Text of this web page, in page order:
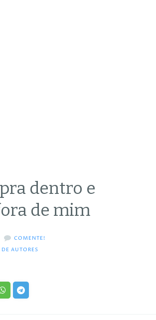
dentro e
de mim
COMENTE!
AUTORES